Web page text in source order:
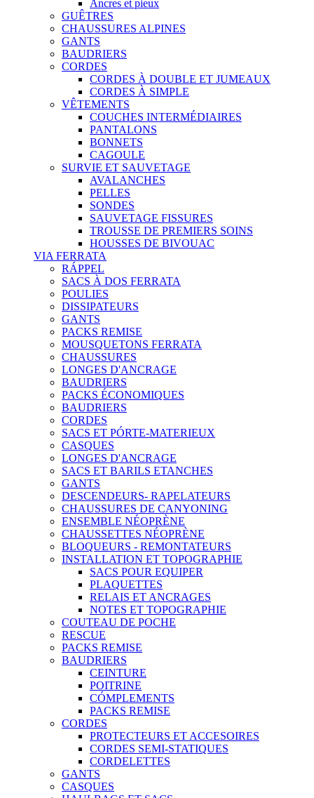
Ancres et pieux
GUÊTRES
CHAUSSURES ALPINES
GANTS
BAUDRIERS
CORDES
CORDES À DOUBLE ET JUMEAUX
CORDES À SIMPLE
VÊTEMENTS
COUCHES INTERMÉDIAIRES
PANTALONS
BONNETS
CAGOULE
SURVIE ET SAUVETAGE
AVALANCHES
PELLES
SONDES
SAUVETAGE FISSURES
TROUSSE DE PREMIERS SOINS
HOUSSES DE BIVOUAC
VIA FERRATA
RÁPPEL
SACS À DOS FERRATA
POULIES
DISSIPATEURS
GANTS
PACKS REMISE
MOUSQUETONS FERRATA
CHAUSSURES
LONGES D'ANCRAGE
BAUDRIERS
PACKS ÉCONOMIQUES
BAUDRIERS
CORDES
SACS ET PÓRTE-MATERIEUX
CASQUES
LONGES D'ANCRAGE
SACS ET BARILS ETANCHES
GANTS
DESCENDEURS- RAPELATEURS
CHAUSSURES DE CANYONING
ENSEMBLE NÉOPRÈNE
CHAUSSETTES NÉOPRÈNE
BLOQUEURS - REMONTATEURS
INSTALLATION ET TOPOGRAPHIE
SACS POUR EQUIPER
PLAQUETTES
RELAIS ET ANCRAGES
NOTES ET TOPOGRAPHIE
COUTEAU DE POCHE
RESCUE
PACKS REMISE
BAUDRIERS
CEINTURE
POITRINE
CÓMPLEMENTS
PACKS REMISE
CORDES
PROTECTEURS ET ACCESOIRES
CORDES SEMI-STATIQUES
CORDELETTES
GANTS
CASQUES